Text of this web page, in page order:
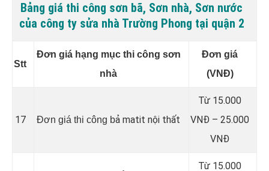
Bảng giá thi công sơn bã, Sơn nhà, Sơn nước
của công ty sửa nhà Trường Phong tại quận 2
Stt
Đơn giá hạng mục thi công sơn
nhà
Đơn giá
(VNĐ)
17 Đơn giá thi công bả matit nội thất
Từ 15.000
VNĐ – 25.000
VNĐ
Từ 15.000